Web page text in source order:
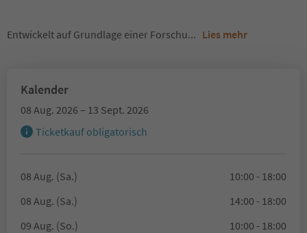
Entwickelt auf Grundlage einer Forschu... Lies mehr
Kalender
08 Aug. 2026 – 13 Sept. 2026
Ticketkauf obligatorisch
08 Aug. (Sa.)
10:00 - 18:00
08 Aug. (Sa.)
14:00 - 18:00
09 Aug. (So.)
10:00 - 18:00